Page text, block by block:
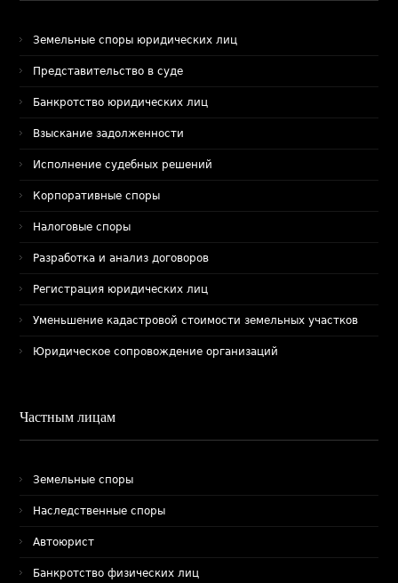
Земельные споры юридических лиц
Представительство в суде
Банкротство юридических лиц
Взыскание задолженности
Исполнение судебных решений
Корпоративные споры
Налоговые споры
Разработка и анализ договоров
Регистрация юридических лиц
Уменьшение кадастровой стоимости земельных участков
Юридическое сопровождение организаций
Частным лицам
Земельные споры
Наследственные споры
Автоюрист
Банкротство физических лиц